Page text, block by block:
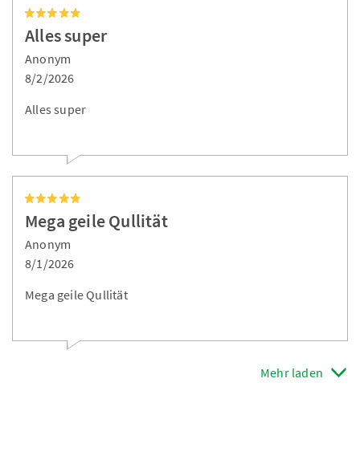
Alles super
Anonym
8/2/2026
Alles super
Mega geile Qullität
Anonym
8/1/2026
Mega geile Qullität
Mehr laden